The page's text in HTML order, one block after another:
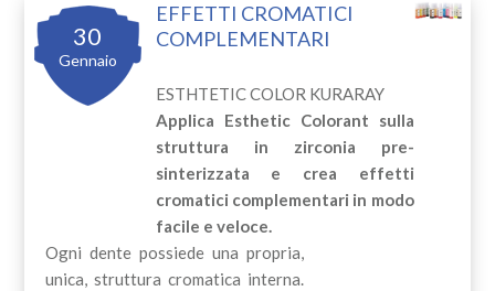
30
Gennaio
EFFETTI CROMATICI
COMPLEMENTARI
ESTHTETIC COLOR KURARAY
Applica Esthetic Colorant sulla
struttura in zirconia pre-
sinterizzata e crea effetti
cromatici complementari in modo
facile e veloce.
Ogni dente possiede una propria,
unica, struttura cromatica interna.